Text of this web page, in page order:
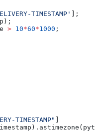
TIMESTAMP'
];
);
> 10*60*1000 ;
TIMESTAMP"